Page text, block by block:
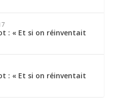
: « Et si on réinventait
: « Et si on réinventait